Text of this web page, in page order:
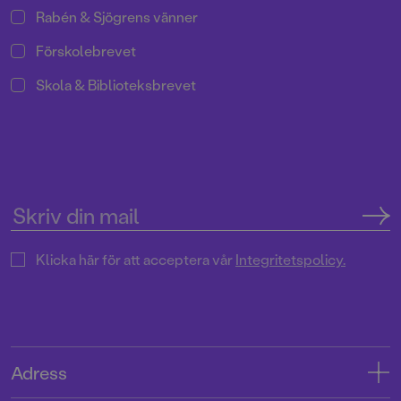
Rabén & Sjögrens vänner
Förskolebrevet
Skola & Biblioteksbrevet
Klicka här för att acceptera vårIntegritetspolicy.
Adress